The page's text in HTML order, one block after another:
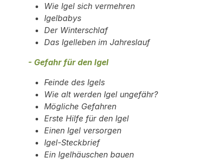
Wie Igel sich vermehren
Igelbabys
Der Winterschlaf
Das Igelleben im Jahreslauf
- Gefahr für den Igel
Feinde des Igels
Wie alt werden Igel ungefähr?
Mögliche Gefahren
Erste Hilfe für den Igel
Einen Igel versorgen
Igel-Steckbrief
Ein Igelhäuschen bauen